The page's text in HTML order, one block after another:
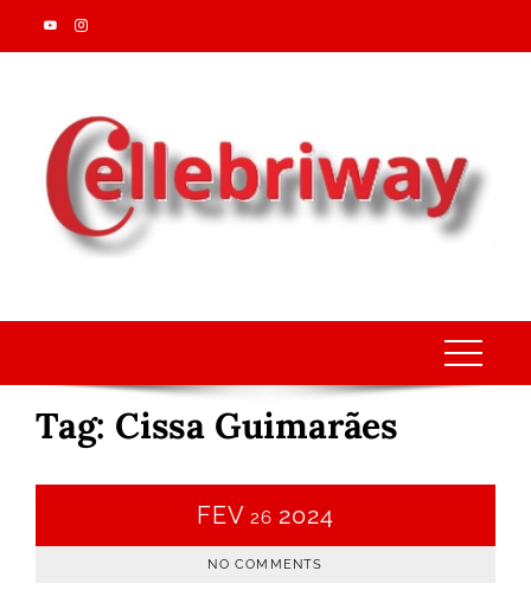
Skip
to
Tag: Cissa Guimarães
FEV 26 2024
NO COMMENTS